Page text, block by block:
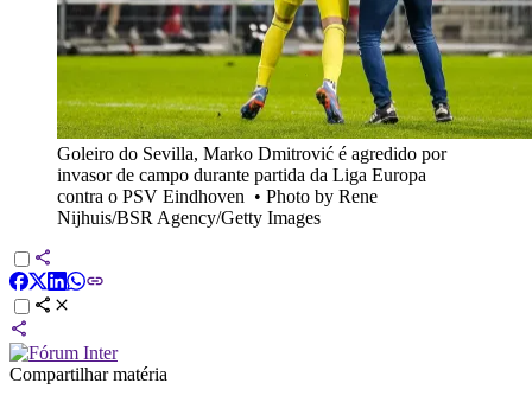
Goleiro do Sevilla, Marko Dmitrović é agredido por
invasor de campo durante partida da Liga Europa
contra o PSV Eindhoven • Photo by Rene
Nijhuis/BSR Agency/Getty Images
Compartilhar matéria